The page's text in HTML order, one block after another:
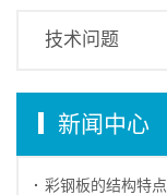
技术问题
新闻中心
彩钢板的结构特点